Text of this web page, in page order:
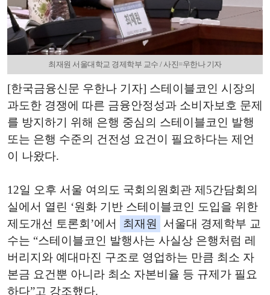
최재원 서울대학교 경제학부 교수 / 사진=우한나 기자
[한국금융신문 우한나 기자] 스테이블코인 시장의
과도한 경쟁에 따른 금융안정성과 소비자보호 문제
를 방지하기 위해 은행 중심의 스테이블코인 발행
또는 은행 수준의 건전성 요건이 필요하다는 제언
이 나왔다.
12일 오후 서울 여의도 국회의원회관 제5간담회의
실에서 열린 ‘원화 기반 스테이블코인 도입을 위한
제도개선 토론회’에서
최재원
서울대 경제학부 교
수는 “스테이블코인 발행사는 사실상 은행처럼 레
버리지와 예대마진 구조로 영업하는 만큼 최소 자
본금 요건뿐 아니라 최소 자본비율 등 규제가 필요
하다”고 강조했다.